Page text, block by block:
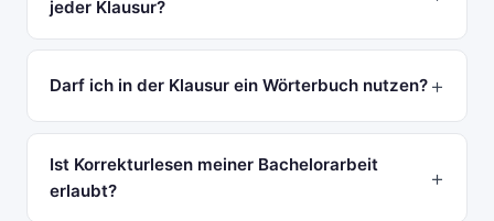
jeder Klausur?
Darf ich in der Klausur ein Wörterbuch nutzen?
Ist Korrekturlesen meiner Bachelorarbeit
erlaubt?